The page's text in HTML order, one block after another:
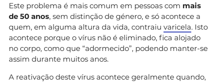
Este problema é mais comum em pessoas com mais
de 50 anos, sem distinção de género, e só acontece a
quem, em alguma altura da vida, contraiu varicela. Isto
acontece porque o vírus não é eliminado, fica alojado
no corpo, como que “adormecido”, podendo manter-se
assim durante muitos anos.
A reativação deste vírus acontece geralmente quando,